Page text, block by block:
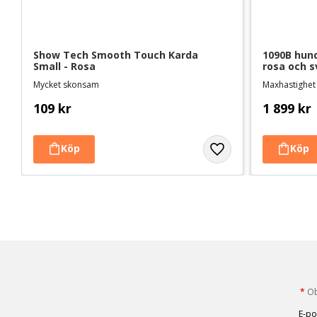
Show Tech Smooth Touch Karda
Small - Rosa
Mycket skonsam
109 kr
1090B
rosa och
1 899 kr
*
E-